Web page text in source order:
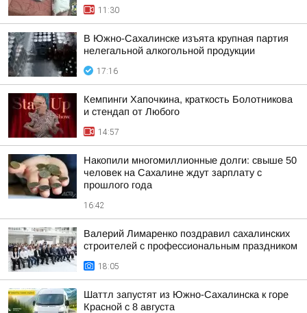
11:30
В Южно-Сахалинске изъята крупная партия
нелегальной алкогольной продукции
17:16
Кемпинги Хапочкина, краткость Болотникова
и стендап от Любого
14:57
Накопили многомиллионные долги: свыше 50
человек на Сахалине ждут зарплату с
прошлого года
16:42
Валерий Лимаренко поздравил сахалинских
строителей с профессиональным праздником
18:05
Шаттл запустят из Южно-Сахалинска к горе
Красной с 8 августа